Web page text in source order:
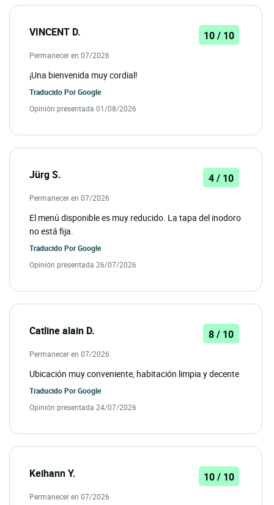
VINCENT D. 10 / 10
Permanecer en 07/2026
¡Una bienvenida muy cordial!
Traducido PorGoogle
Opinión presentada 01/08/2026
Jürg S. 4 / 10
Permanecer en 07/2026
El menú disponible es muy reducido. La tapa del inodoro
no está fija.
Traducido PorGoogle
Opinión presentada 26/07/2026
Catline alain D. 8 / 10
Permanecer en 07/2026
Ubicación muy conveniente, habitación limpia y decente
Traducido PorGoogle
Opinión presentada 24/07/2026
Keihann Y. 10 / 10
Permanecer en 07/2026